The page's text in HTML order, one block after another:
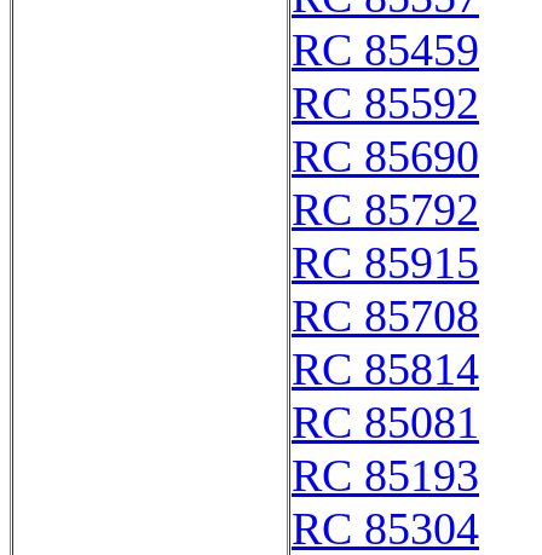
RC 85459
RC 85592
RC 85690
RC 85792
RC 85915
RC 85708
RC 85814
RC 85081
RC 85193
RC 85304